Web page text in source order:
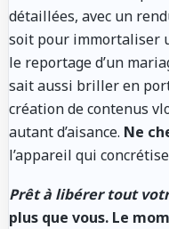
détaillées, avec un
soit pour immortaliser
le reportage d’un
sait aussi briller en
création de contenus
autant d’aisance. Ne
l’appareil qui
Prêt à libérer tout
plus que vous. Le